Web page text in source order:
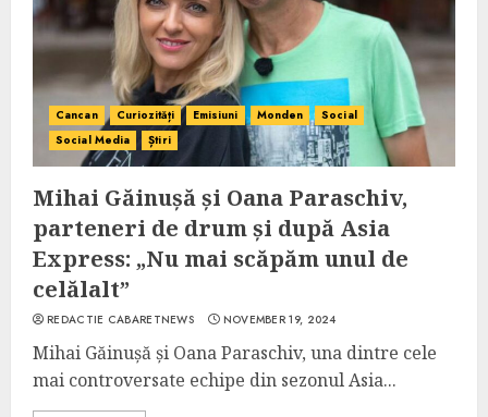
Cancan Curiozități Emisiuni Monden
Social
Social Media
Știri
Mihai Găinușă și Oana Paraschiv,
parteneri de drum și după Asia
Express: „Nu mai scăpăm unul de
celălalt”
REDACTIE CABARETNEWS NOVEMBER 19, 2024
Mihai Găinușă și Oana Paraschiv, una dintre cele
mai controversate echipe din sezonul Asia...